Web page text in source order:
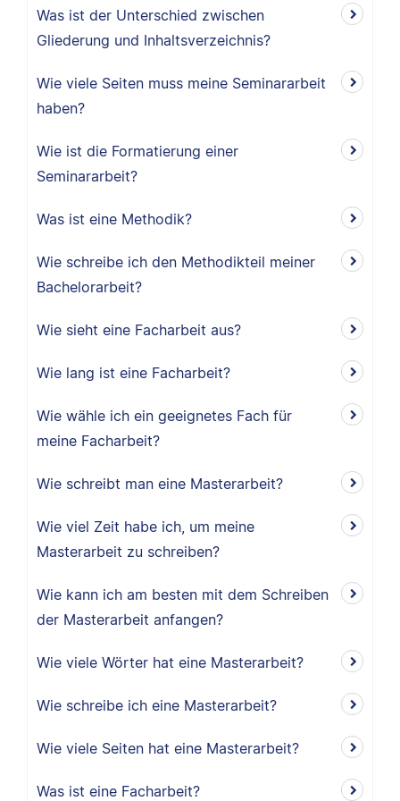
Was ist der Unterschied zwischen
Gliederung und Inhaltsverzeichnis?
Wie viele Seiten muss meine Seminararbeit
haben?
Wie ist die Formatierung einer
Seminararbeit?
Was ist eine Methodik?
Wie schreibe ich den Methodikteil meiner
Bachelorarbeit?
Wie sieht eine Facharbeit aus?
Wie lang ist eine Facharbeit?
Wie wähle ich ein geeignetes Fach für
meine Facharbeit?
Wie schreibt man eine Masterarbeit?
Wie viel Zeit habe ich, um meine
Masterarbeit zu schreiben?
Wie kann ich am besten mit dem Schreiben
der Masterarbeit anfangen?
Wie viele Wörter hat eine Masterarbeit?
Wie schreibe ich eine Masterarbeit?
Wie viele Seiten hat eine Masterarbeit?
Was ist eine Facharbeit?